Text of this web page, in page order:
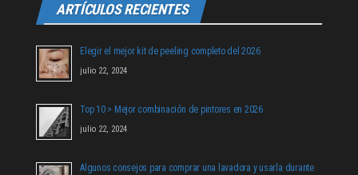
ARTÍCULOS RECIENTES
Elegir el mejor kit de peeling completo del 2026
julio 22, 2024
Top 10 > Mejor combinación de pintores en 2026
julio 22, 2024
Algunos consejos para comprar una lavadora y usarla durante